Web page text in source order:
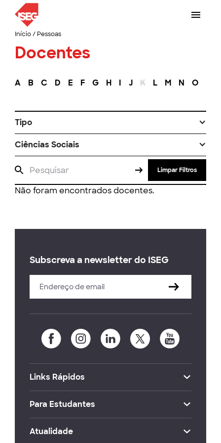
Início/ Pessoas
Docentes
A B C D E F G H I J K L M N O
Tipo
Ciências Sociais
Limpar Filtros
Não foram encontrados docentes.
Subscreva a newsletter do ISEG
Links Rápidos
Para Estudantes
Atualidade